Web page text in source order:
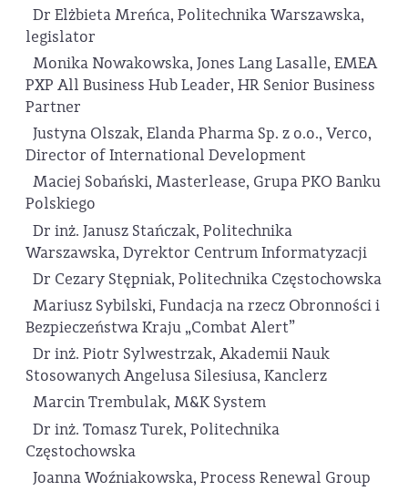
Dr Elżbieta Mreńca, Politechnika Warszawska,
legislator
Monika Nowakowska, Jones Lang Lasalle, EMEA
PXP All Business Hub Leader, HR Senior Business
Partner
Justyna Olszak, Elanda Pharma Sp. z o.o., Verco,
Director of International Development
Maciej Sobański, Masterlease, Grupa PKO Banku
Polskiego
Dr inż. Janusz Stańczak, Politechnika
Warszawska, Dyrektor Centrum Informatyzacji
Dr Cezary Stępniak, Politechnika Częstochowska
Mariusz Sybilski, Fundacja na rzecz Obronności i
Bezpieczeństwa Kraju „Combat Alert”
Dr inż. Piotr Sylwestrzak, Akademii Nauk
Stosowanych Angelusa Silesiusa, Kanclerz
Marcin Trembulak, M&K System
Dr inż. Tomasz Turek, Politechnika
Częstochowska
Joanna Woźniakowska, Process Renewal Group